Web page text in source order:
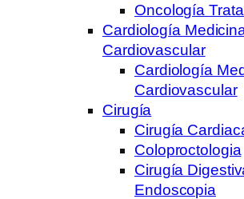
Oncología
Cardiología
Cardiovascular
Cardiología
Cardiovascular
Cirugía
Cirugía
Coloproctologia
Cirugía
Endoscopia